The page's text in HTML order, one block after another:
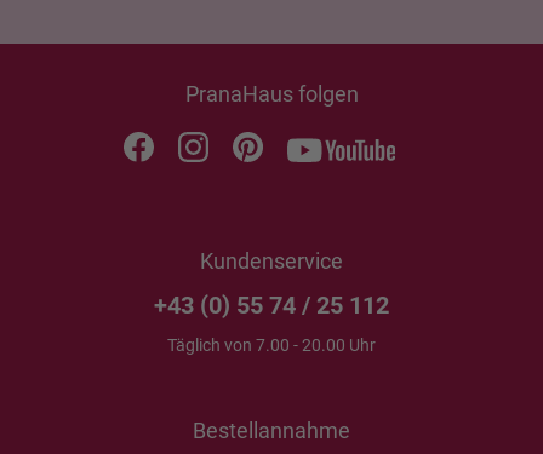
PranaHaus folgen
Kundenservice
+43 (0) 55 74 / 25 112
Täglich von 7.00 - 20.00 Uhr
Bestellannahme